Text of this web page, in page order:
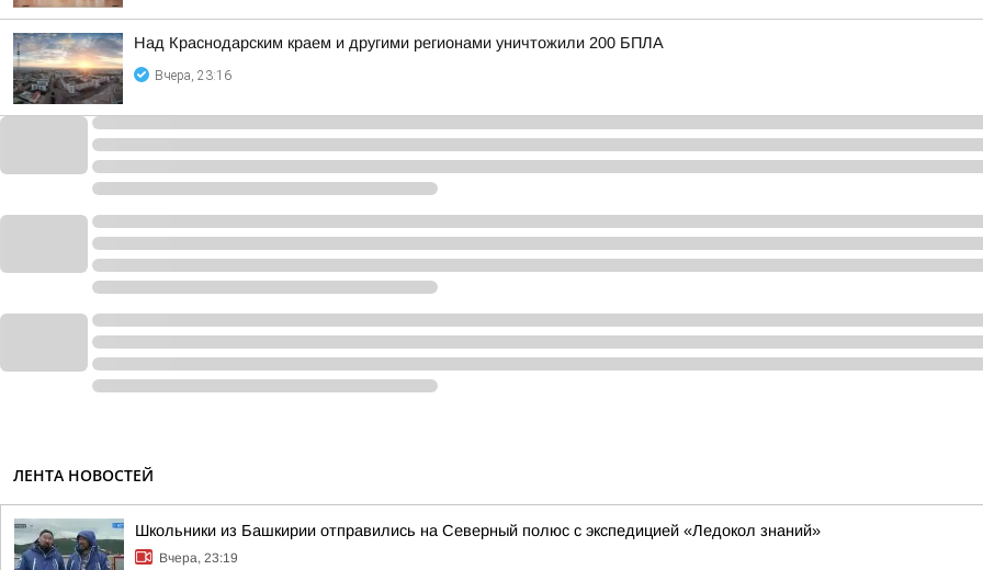
Над Краснодарским краем и другими регионами уничтожили 200 БПЛА
Вчера, 23:16
ЛЕНТА НОВОСТЕЙ
Школьники из Башкирии отправились на Северный полюс с экспедицией «Ледокол знаний»
Вчера, 23:19